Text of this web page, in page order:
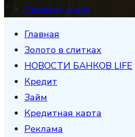
Элемент меню
Главная
Золото в слитках
НОВОСТИ БАНКОВ LIFE
Кредит
Займ
Кредитная карта
Реклама